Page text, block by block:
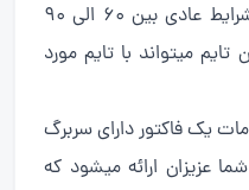
زمان تقریبی حضور تکنسین در شرایط عادی بین ۶۰ الی ۹۰
میتواند با تایم مورد
یک فاکتور دارای سربرگ
عزیزان ارائه میشود که